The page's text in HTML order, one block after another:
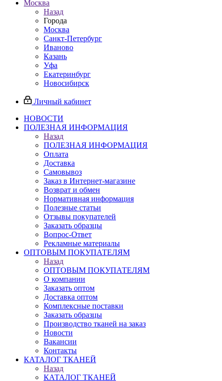
Москва
Назад
Города
Москва
Санкт-Петербург
Иваново
Казань
Уфа
Екатеринбург
Новосибирск
Личный кабинет
НОВОСТИ
ПОЛЕЗНАЯ ИНФОРМАЦИЯ
Назад
ПОЛЕЗНАЯ ИНФОРМАЦИЯ
Оплата
Доставка
Самовывоз
Заказ в Интернет-магазине
Возврат и обмен
Нормативная информация
Полезные статьи
Отзывы покупателей
Заказать образцы
Вопрос-Ответ
Рекламные материалы
ОПТОВЫМ ПОКУПАТЕЛЯМ
Назад
ОПТОВЫМ ПОКУПАТЕЛЯМ
О компании
Заказать оптом
Доставка оптом
Комплексные поставки
Заказать образцы
Производство тканей на заказ
Новости
Вакансии
Контакты
КАТАЛОГ ТКАНЕЙ
Назад
КАТАЛОГ ТКАНЕЙ